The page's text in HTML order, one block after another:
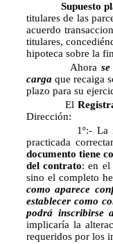
Supuesto
titulares de las
acuerdo
titulares,
hipoteca sobre la
Ahora
carga que recaiga
plazo para su
El
Dirección:
1º:- La
practicada
documento tiene
del contrato: en el
sino el completo
como aparece
establecer como
podrá inscribirse
implicaría la
requeridos por los